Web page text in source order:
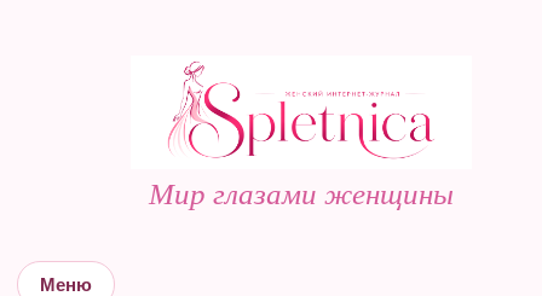
Мир глазами женщины
Меню